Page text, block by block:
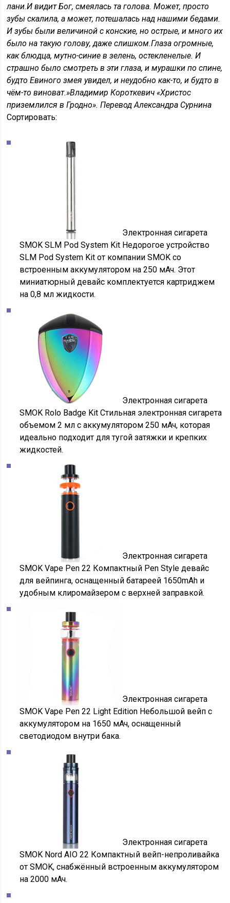
лани.И видит Бог, смеялась та голова. Может, просто
зубы скалила, а может, потешалась над нашими бедами.
И зубы были величиной с конские, но острые, и много их
было на такую голову, даже слишком.Глаза огромные,
как блюдца, мутно-синие в зелень, остекленелые. И
страшно было смотреть в эти глаза, и мурашки по спине,
будто Евиного змея увидел, и неудобно как-то, и будто в
чём-то виноват.»Владимир Короткевич «Христос
приземлился в Гродно». Перевод Александра Сурнина
Сортировать:
Электронная сигарета
SMOK SLM Pod System Kit Недорогое устройство
SLM Pod System Kit от компании SMOK со
встроенным аккумулятором на 250 мАч. Этот
миниатюрный девайс комплектуется картриджем
на 0,8 мл жидкости.
Электронная сигарета
SMOK Rolo Badge Kit Стильная электронная сигарета
объемом 2 мл с аккумулятором 250 мАч, которая
идеально подходит для тугой затяжки и крепких
жидкостей.
Электронная сигарета
SMOK Vape Pen 22 Компактный Pen Style девайс
для вейпинга, оснащенный батареей 1650mAh и
удобным клиромайзером с верхней заправкой.
Электронная сигарета
SMOK Vape Pen 22 Light Edition Небольшой вейп с
аккумулятором на 1650 мАч, оснащенный
светодиодом внутри бака.
Электронная сигарета
SMOK Nord AIO 22 Компактный вейп-непроливайка
от SMOK, снабжённый встроенным аккумулятором
на 2000 мАч.